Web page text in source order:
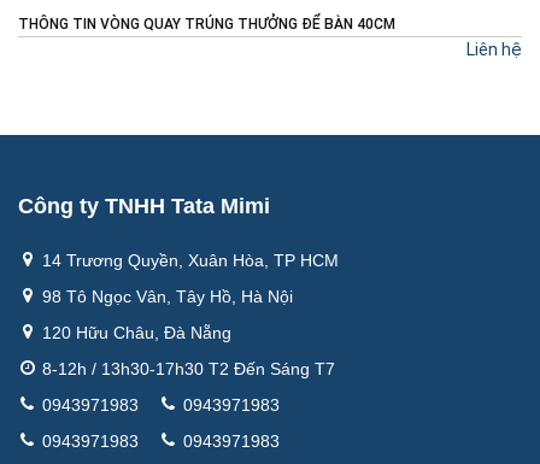
THÔNG TIN VÒNG QUAY TRÚNG THƯỞNG ĐỂ BÀN 40CM
Liên hệ
Công ty TNHH Tata Mimi
14 Trương Quyền, Xuân Hòa, TP HCM
98 Tô Ngọc Vân, Tây Hồ, Hà Nội
120 Hữu Châu, Đà Nẵng
8-12h / 13h30-17h30 T2 Đến Sáng T7
0943971983
0943971983
0943971983
0943971983